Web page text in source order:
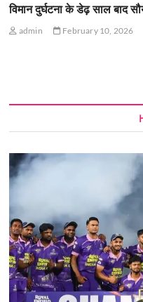
विमान दुर्घटना के डेढ़ साल बाद
admin February 10, 2026